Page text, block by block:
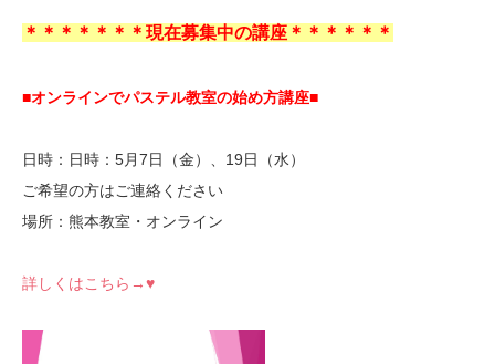
＊＊＊＊＊＊＊現在募集中の講座＊＊＊＊＊＊
■オンラインでパステル教室の始め方講座■
日時：日時：5月7日（金）、19日（水）
ご希望の方はご連絡ください
場所：熊本教室・オンライン
詳しくはこちら→♥